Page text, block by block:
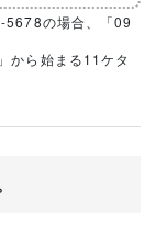
5678の場合、「09
から始まる11ケタ